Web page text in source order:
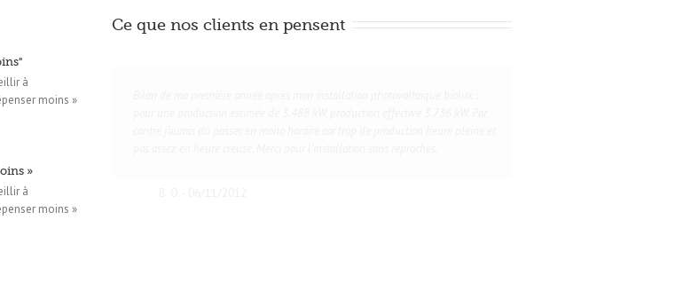
à
moins »
»
à
moins »
Ce que nos clients en pensent